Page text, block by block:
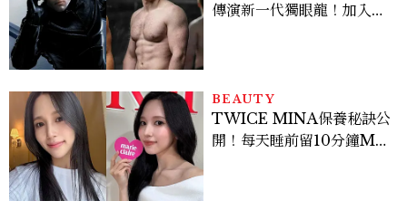
傳演新一代獨眼龍！加入新
BEAUTY
TWICE MINA保養秘訣公
開！每天睡前留10分鐘ME